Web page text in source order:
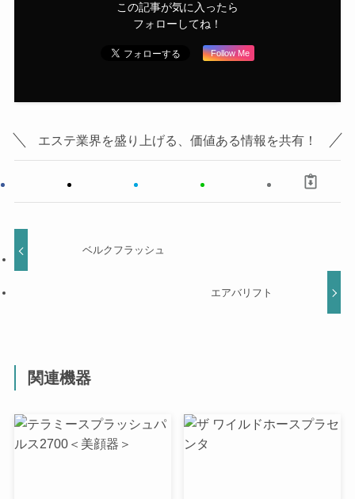
この記事が気に入ったら
フォローしてね！
Follow Me
エステ業界を盛り上げる、価値ある情報を共有！
ベルクフラッシュ
エアバリフト
関連機器